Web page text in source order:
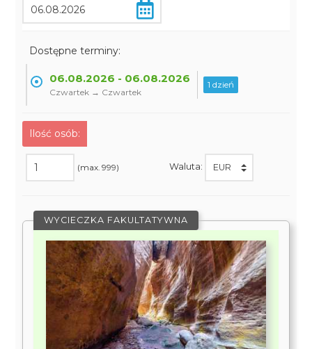
Dostępne terminy:
06.08.2026 - 06.08.2026
Czwartek → Czwartek
1 dzień
Ilość osób:
(max. 999) Waluta:
WYCIECZKA FAKULTATYWNA